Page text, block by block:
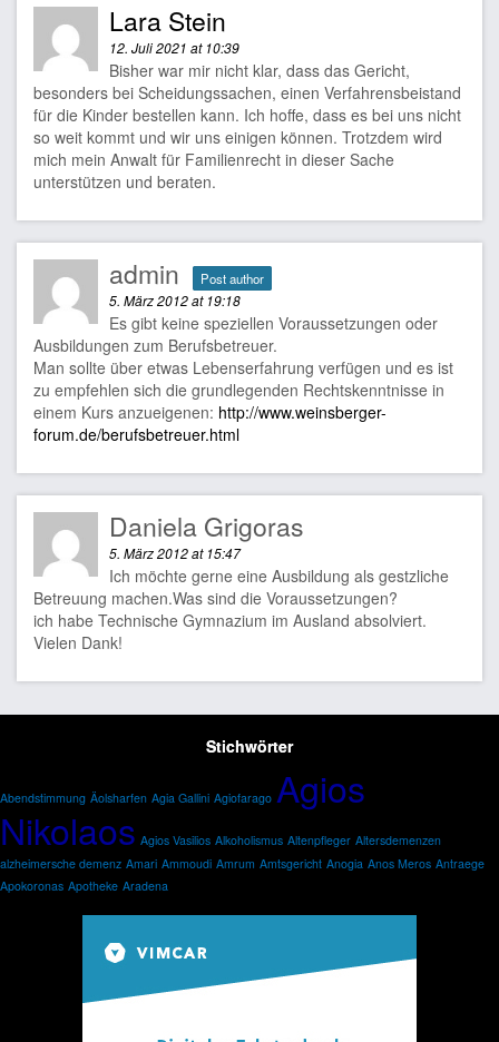
Lara Stein
12. Juli 2021 at 10:39
Bisher war mir nicht klar, dass das Gericht,
besonders bei Scheidungssachen, einen Verfahrensbeistand
für die Kinder bestellen kann. Ich hoffe, dass es bei uns nicht
so weit kommt und wir uns einigen können. Trotzdem wird
mich mein Anwalt für Familienrecht in dieser Sache
unterstützen und beraten.
admin Post author
5. März 2012 at 19:18
Es gibt keine speziellen Voraussetzungen oder
Ausbildungen zum Berufsbetreuer.
Man sollte über etwas Lebenserfahrung verfügen und es ist
zu empfehlen sich die grundlegenden Rechtskenntnisse in
einem Kurs anzueigenen: http://www.weinsberger-
forum.de/berufsbetreuer.html
Daniela Grigoras
5. März 2012 at 15:47
Ich möchte gerne eine Ausbildung als gestzliche
Betreuung machen.Was sind die Voraussetzungen?
ich habe Technische Gymnazium im Ausland absolviert.
Vielen Dank!
Stichwörter
Abendstimmung Äolsharfen Agia Gallini Agiofarago Agios
Nikolaos Agios Vasilios Alkoholismus Altenpfleger Altersdemenzen
alzheimersche demenz Amari Ammoudi Amrum Amtsgericht Anogia Anos Meros Antraege
Apokoronas Apotheke Aradena